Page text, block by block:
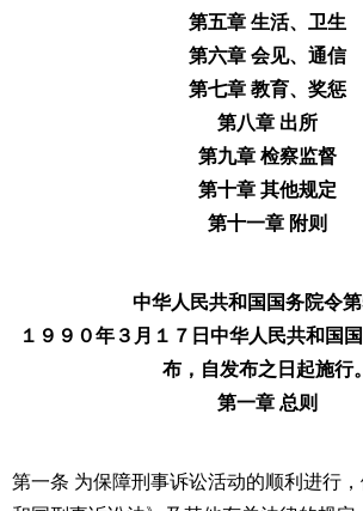
第五章 生活、卫生
第六章 会见、通信
第七章 教育、奖惩
第八章 出所
第九章 检察监督
第十章 其他规定
第十一章 附则
中华人民共和国国务院令
１９９０年３月１７日中华人民共和国
布，自发布之日起施行。
第一章 总则
第一条 为保障刑事诉讼活动的顺利进行